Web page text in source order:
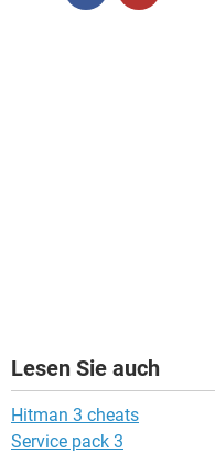
Lesen Sie auch
Hitman 3 cheats
Service pack 3